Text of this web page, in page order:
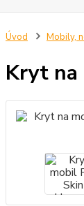
Úvod Mobily,
Kryt na